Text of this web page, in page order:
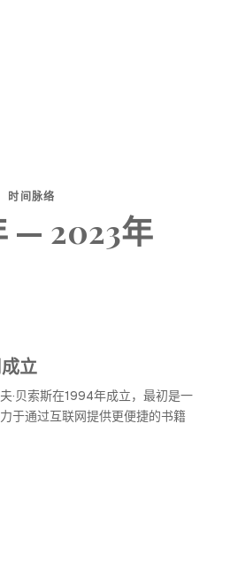
时间脉络
— 2023年
立
·贝索斯在1994年成立，最初是一
于通过互联网提供更便捷的书籍